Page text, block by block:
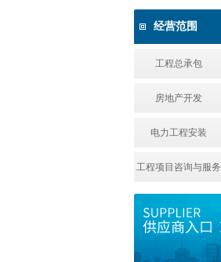
经营范围
工程总承包
房地产开发
电力工程安装
工程项目咨询与服务